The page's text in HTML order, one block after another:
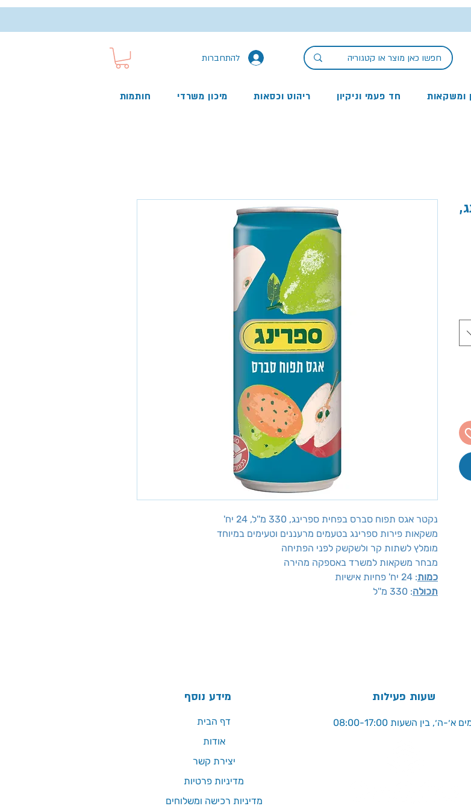
להתחברות
ומשקאות חד פעמי וניקיון ריהוט וכסאות מיכון משרדי חותמות
נקטר אגס תפוח סברס בפחית ספרינג, 330 מ''ל, 24 יח'
משקאות פירות ספרינג בטעמים מרעננים וטעימים במיוחד
מומלץ לשתות קר ולשקשק לפני הפתיחה
מבחר משקאות למשרד באספקה מהירה
כמות: 24 יח' פחיות אישיות
תכולה: 330 מ''ל
מידע נוסף שעות פעילות
א׳-ה׳, בין השעות 08:00-17:00
דף הבית
אודות
יצירת קשר
מדיניות פרטיות
מדיניות רכישה ומשלוחים